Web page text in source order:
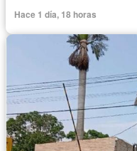
Hace 1 día, 18 horas